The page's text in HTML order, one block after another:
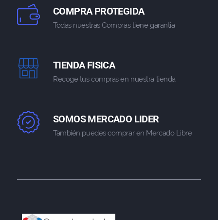
COMPRA PROTEGIDA
Todas nuestras Compras tiene garantia
TIENDA FISICA
Recoge tus compras en nuestra tienda
SOMOS MERCADO LIDER
También puedes comprar en Mercado Libre